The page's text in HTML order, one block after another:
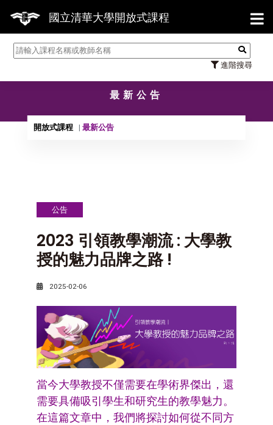
國立清華大學開放式課程
進階搜尋
【
最新公告
開放式課程 最新公告
公告
2023 引領教學潮流 : 大學教
授的魅力品牌之路 !
2025-02-06
當今大學教授不僅需要在學術界傑出，還
需要具備吸引學生和研究生的教學魅力。
在這篇文章中，我們將探討如何從不同方